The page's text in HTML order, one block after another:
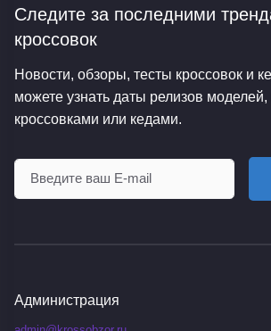
Следите за последними
кроссовок
Новости, обзоры, тесты кроссовок и
можете узнать даты релизов моделей,
кроссовками или кедами.
Администрация